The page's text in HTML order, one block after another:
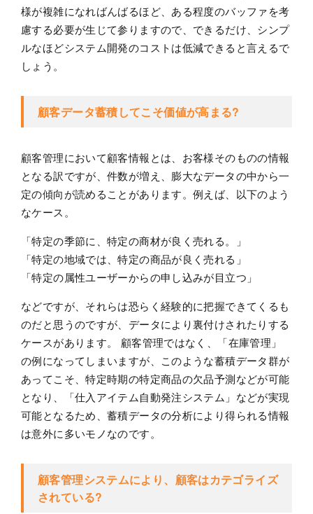
様が複雑になればんばるほど、ある程度のバッファを考
慮する必要が生じて参りますので、できるだけ、シンプ
ルなほどシステム開発のコストは低減できると言えるで
しょう。
顧客データ蓄積してこそ価値が高まる?
顧客管理において顧客情報とは、お客様そのものの情報
となる訳ですが、件数が増え、膨大なデータの中から一
定の傾向が読めることがあります。例えば、以下のよう
なケース。
「特定の季節に、特定の商材が良く売れる。」
「特定の地域では、特定の商品が良く売れる」
「特定の属性ユーザーからの申し込みが目立つ」
などですが、それらは恐らく経験的に把握できてくるも
のだと思うのですが、データにより裏付けされたりする
ケースがあります。 顧客管理ではなく、「在庫管理」
の例になってしまいますが、このような蓄積データ群が
あってこそ、特定時期の特定商品の欠品予測などが可能
となり、「仕入アイテム自動発注システム」などが実現
可能となるため、蓄積データの分析により得られる情報
は意外に多いモノなのです。
顧客管理システムにより、顧客はカテゴライズ
されている?